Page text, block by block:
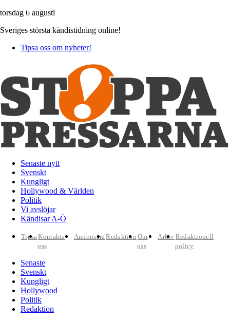
torsdag 6 augusti
Sveriges största kändistidning online!
Tipsa oss om nyheter!
Senaste nytt
Svenskt
Kungligt
Hollywood & Världen
Politik
Vi avslöjar
Kändisar A-Ö
TipsaKontakta
oss
AnnonseraRedaktion Om
oss
Arkiv Redaktionell
policy
Senaste
Svenskt
Kungligt
Hollywood
Politik
Redaktion